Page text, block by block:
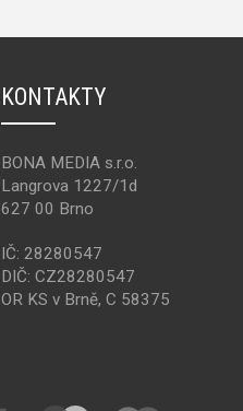
KONTAKTY
BONA MEDIA s.r.o.
Langrova 1227/1d
627 00 Brno
IČ: 28280547
DIČ: CZ28280547
OR KS v Brně, C 58375